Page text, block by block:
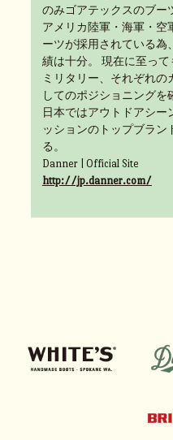
のみゴアテックスのブー
アメリカ陸軍・海軍・空
ーツが採用されている為
績は十分。 現在に至って
ミリタリー、それぞれの
してのポジショニングを
日本ではアウトドアシー
ッションのトップブラン
る。
Danner | Official Site
http://jp.danner.com/